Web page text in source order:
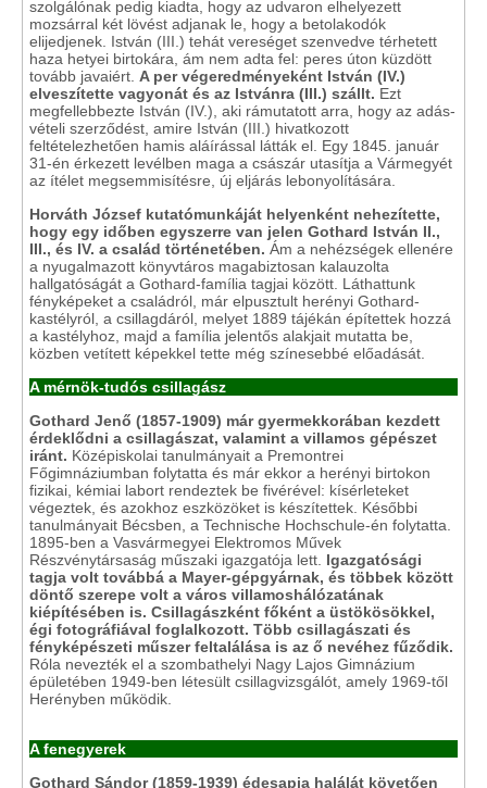
szolgálónak pedig kiadta, hogy az udvaron elhelyezett
mozsárral két lövést adjanak le, hogy a betolakodók
elijedjenek. István (III.) tehát vereséget szenvedve térhetett
haza hetyei birtokára, ám nem adta fel: peres úton küzdött
tovább javaiért. A per végeredményeként István (IV.)
elveszítette vagyonát és az Istvánra (III.) szállt. Ezt
megfellebbezte István (IV.), aki rámutatott arra, hogy az adás-
vételi szerződést, amire István (III.) hivatkozott
feltételezhetően hamis aláírással látták el. Egy 1845. január
31-én érkezett levélben maga a császár utasítja a Vármegyét
az ítélet megsemmisítésre, új eljárás lebonyolítására.
Horváth József kutatómunkáját helyenként nehezítette,
hogy egy időben egyszerre van jelen Gothard István II.,
III., és IV. a család történetében. Ám a nehézségek ellenére
a nyugalmazott könyvtáros magabiztosan kalauzolta
hallgatóságát a Gothard-família tagjai között. Láthattunk
fényképeket a családról, már elpusztult herényi Gothard-
kastélyról, a csillagdáról, melyet 1889 tájékán építettek hozzá
a kastélyhoz, majd a família jelentős alakjait mutatta be,
közben vetített képekkel tette még színesebbé előadását.
A mérnök-tudós csillagász
Gothard Jenő (1857-1909) már gyermekkorában kezdett
érdeklődni a csillagászat, valamint a villamos gépészet
iránt. Középiskolai tanulmányait a Premontrei
Főgimnáziumban folytatta és már ekkor a herényi birtokon
fizikai, kémiai labort rendeztek be fivérével: kísérleteket
végeztek, és azokhoz eszközöket is készítettek. Későbbi
tanulmányait Bécsben, a Technische Hochschule-én folytatta.
1895-ben a Vasvármegyei Elektromos Művek
Részvénytársaság műszaki igazgatója lett. Igazgatósági
tagja volt továbbá a Mayer-gépgyárnak, és többek között
döntő szerepe volt a város villamoshálózatának
kiépítésében is. Csillagászként főként a üstökösökkel,
égi fotográfiával foglalkozott. Több csillagászati és
fényképészeti műszer feltalálása is az ő nevéhez fűződik.
Róla nevezték el a szombathelyi Nagy Lajos Gimnázium
épületében 1949-ben létesült csillagvizsgálót, amely 1969-től
Herényben működik.
A fenegyerek
Gothard Sándor (1859-1939) édesapja halálát követően